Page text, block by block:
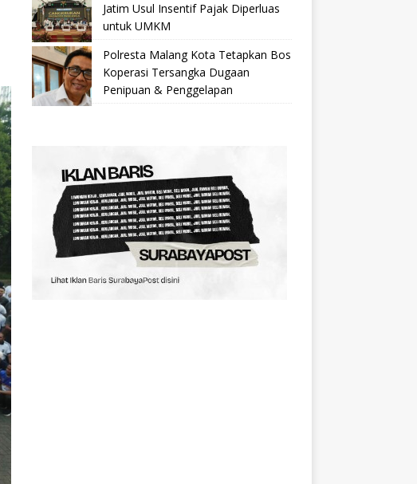
Jatim Usul Insentif Pajak Diperluas
untuk UMKM
Polresta Malang Kota Tetapkan Bos
Koperasi Tersangka Dugaan
Penipuan & Penggelapan